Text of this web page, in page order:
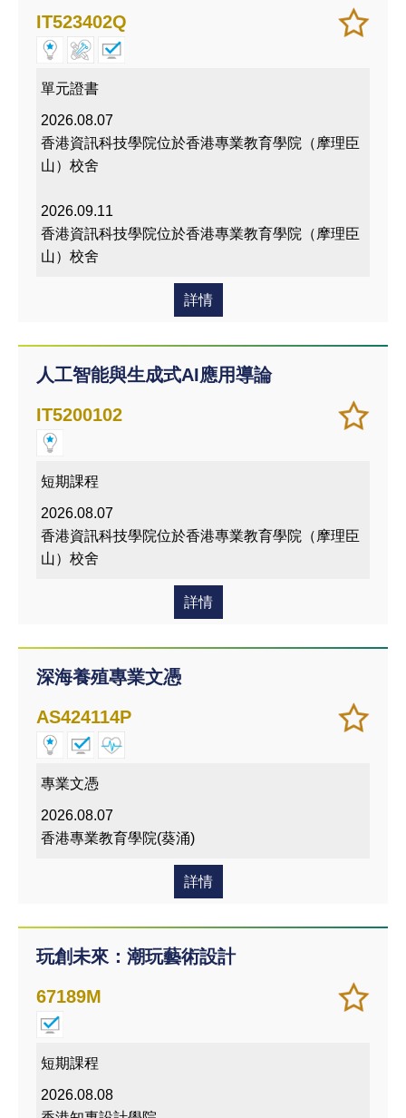
加
入/
儲存
課程
IT523402Q
單元證書
2026.08.07
香港資訊科技學院位於香港專業教育學院（摩理臣
山）校舍
2026.09.11
香港資訊科技學院位於香港專業教育學院（摩理臣
山）校舍
詳情
人工智能與生成式AI應用導論
加
入/
儲存
課程
IT5200102
短期課程
2026.08.07
香港資訊科技學院位於香港專業教育學院（摩理臣
山）校舍
詳情
深海養殖專業文憑
加
入/
儲存
課程
AS424114P
專業文憑
2026.08.07
香港專業教育學院(葵涌)
詳情
玩創未來：潮玩藝術設計
加
入/
儲存
課程
67189M
短期課程
2026.08.08